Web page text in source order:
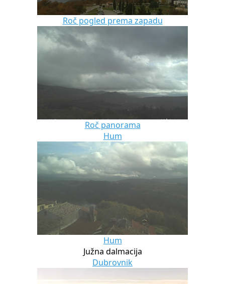
Roč pogled prema zapadu
Roč panorama
Hum
Hum
Južna dalmacija
Dubrovnik